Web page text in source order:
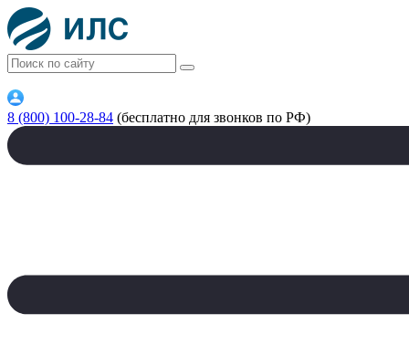
8 (800) 100-28-84 (бесплатно для звонков по РФ)